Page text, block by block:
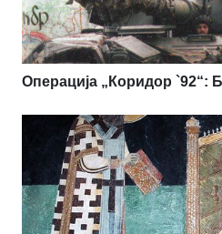
Операција „Коридор `92“: